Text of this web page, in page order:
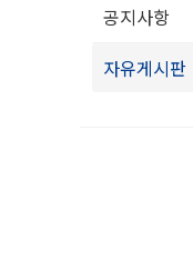
공지사항
자유게시판